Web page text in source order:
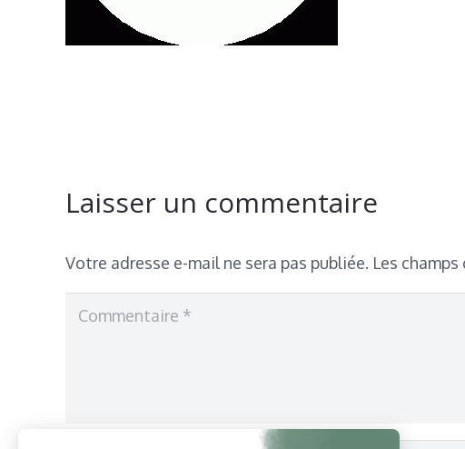
Laisser un commentaire
Votre adresse e-mail ne sera pas publiée. Les